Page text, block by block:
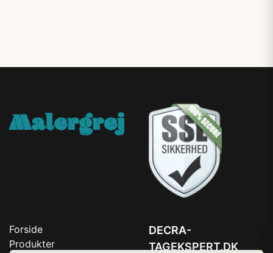
Forside
Produkter
DECRA-
TAGEKSPERT.DK